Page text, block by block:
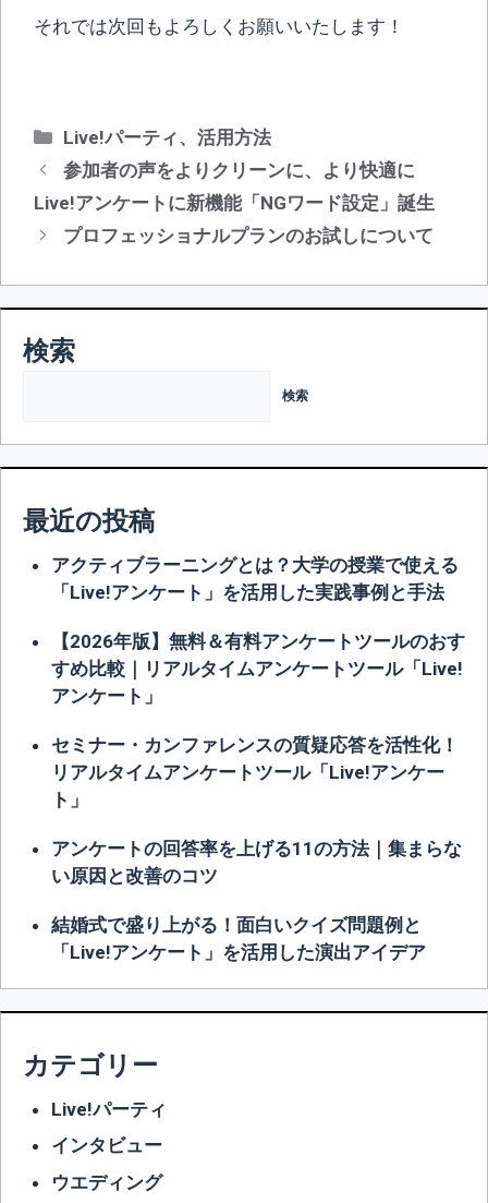
それでは次回もよろしくお願いいたします！
カ
テ
ゴ
リ
ー
Live!パーティ、活用方法
投
稿
ビ
ョ
参加者の声をよりクリーンに、より快適に
Live!アンケートに新機能「NGワード設定」誕生
プロフェッショナルプランのお試しについて
検索
検索
最近の投稿
アクティブラーニングとは？大学の授業で使える
「Live!アンケート」を活用した実践事例と手法
【2026年版】無料＆有料アンケートツールのおす
すめ比較｜リアルタイムアンケートツール「Live!
アンケート」
セミナー・カンファレンスの質疑応答を活性化！
リアルタイムアンケートツール「Live!アンケー
ト」
アンケートの回答率を上げる11の方法｜集まらな
い原因と改善のコツ
結婚式で盛り上がる！面白いクイズ問題例と
「Live!アンケート」を活用した演出アイデア
カテゴリー
Live!パーティ
インタビュー
ウエディング